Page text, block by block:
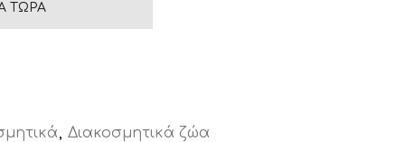
ΤΏΡΑ
, Διακοσμητικά ζώα